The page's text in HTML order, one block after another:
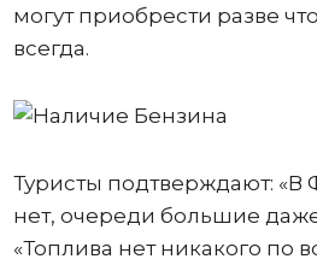
могут приобрести разве
всегда.
Туристы подтверждают: «В
нет, очереди большие
«Топлива нет никакого по